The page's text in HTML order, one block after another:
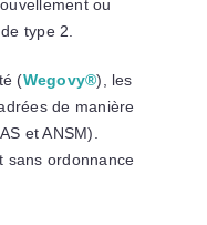
ou
type 2.
(Wegovy®), les
de manière
et ANSM).
sans ordonnance